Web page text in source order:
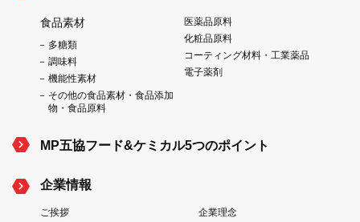
食品素材
多糖類
調味料
機能性素材
その他の食品素材・食品添加
物・食品原料
医薬品原料
化粧品原料
コーティング材料・工業薬品
電子薬剤
MP五協フード&ケミカル5つのポイント
企業情報
ご挨拶
企業理念